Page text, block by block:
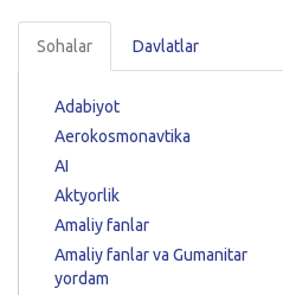
Sohalar Davlatlar
Adabiyot
Aerokosmonavtika
AI
Aktyorlik
Amaliy fanlar
Amaliy fanlar va Gumanitar
yordam